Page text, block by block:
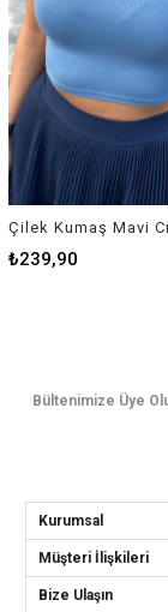
₺239,90
Bültenimize Üye
Kurumsal
Müşteri İlişkileri
Bize Ulaşın